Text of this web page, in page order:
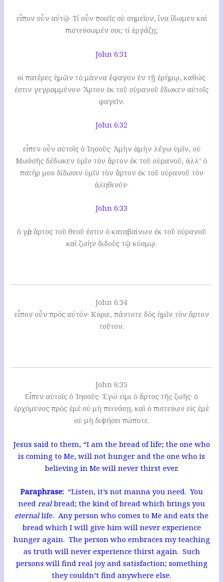
εἶπον οὖν αὐτῷ· Τί οὖν ποιεῖς σὺ σημεῖον, ἵνα ἴδωμεν καὶ
πιστεύσωμέν σοι; τί ἐργάζῃ;
John 6:31
οἱ πατέρες ἡμῶν τὸ μάννα ἔφαγον ἐν τῇ ἐρήμῳ, καθώς
ἐστιν γεγραμμένον· Ἄρτον ἐκ τοῦ οὐρανοῦ ἔδωκεν αὐτοῖς
φαγεῖν.
John 6:32
εἶπεν οὖν αὐτοῖς ὁ Ἰησοῦς· Ἀμὴν ἀμὴν λέγω ὑμῖν, οὐ
Μωϋσῆς δέδωκεν ὑμῖν τὸν ἄρτον ἐκ τοῦ οὐρανοῦ, ἀλλ’ ὁ
πατήρ μου δίδωσιν ὑμῖν τὸν ἄρτον ἐκ τοῦ οὐρανοῦ τὸν
ἀληθινόν·
John 6:33
ὁ γὰρ ἄρτος τοῦ θεοῦ ἐστιν ὁ καταβαίνων ἐκ τοῦ οὐρανοῦ
καὶ ζωὴν διδοὺς τῷ κόσμῳ.
John 6:34
εἶπον οὖν πρὸς αὐτόν· Κύριε, πάντοτε δὸς ἡμῖν τὸν ἄρτον
τοῦτον.
John 6:35
Εἶπεν αὐτοῖς ὁ Ἰησοῦς· Ἐγώ εἰμι ὁ ἄρτος τῆς ζωῆς· ὁ
ἐρχόμενος πρὸς ἐμὲ οὐ μὴ πεινάσῃ, καὶ ὁ πιστεύων εἰς ἐμὲ
οὐ μὴ διψήσει πώποτε.
Jesus said to them, “I am the bread of life; the one who
is coming to Me, will not hunger and the one who is
believing in Me will never thirst ever.
Paraphrase:“Listen, it’s not manna you need. You
need realbread; the kind of bread which brings you
eternallife. Any person who comes to Me and eats the
bread which I will give him will never experience
hunger again. The person who embraces my teaching
as truth will never experience thirst again. Such
persons will find real joy and satisfaction; something
they couldn’t find anywhere else.